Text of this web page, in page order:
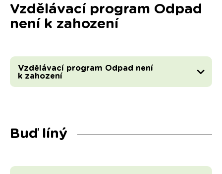
Vzdělávací program Odpad
není k zahození
Vzdělávací program Odpad není
k zahození
Buď líný